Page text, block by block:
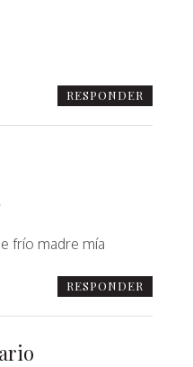
RESPONDER
frío madre mía
RESPONDER